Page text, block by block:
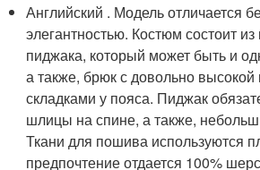
Английский . Модель отличается
элегантностью. Костюм состоит
пиджака, который может быть и
а также, брюк с довольно высокой
складками у пояса. Пиджак
шлицы на спине, а также,
Ткани для пошива используются
предпочтение отдается 100%